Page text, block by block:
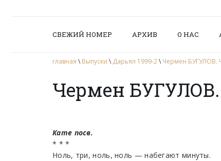
СВЕЖИЙ НОМЕР АРХИВ О НАС
главная \ Выпуски \ Дарьял 1999-2\ Чермен БУГУЛОВ.
Чермен
Кате посв.
* * *
Ноль, три, ноль, ноль — набегают минуты.